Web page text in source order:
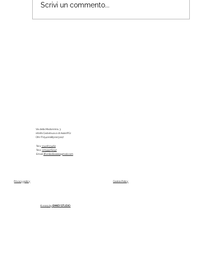
Scrivi un commento...
Via della Madonnina, 3
06081 Castelnuovo di Assisi (PG)
CIN: IT054001B501031117
Tel 1:3341633462
Tel 2:0759976297
Email:ilfienilediassisi@gmail.com
© 2025 byEMKEY STUDIO
Privacy policy Cookie Policy